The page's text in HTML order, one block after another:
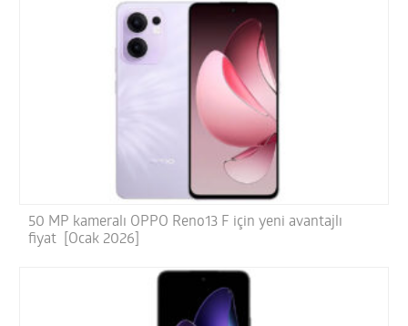
50 MP kameralı OPPO Reno13 F için yeni avantajlı
fiyat [Ocak 2026]